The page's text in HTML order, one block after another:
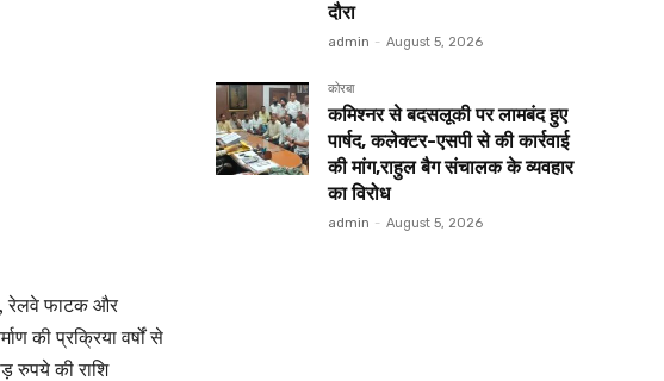
रेलवे फाटक और
की प्रक्रिया वर्षों से
रुपये की राशि
दौरा
admin - August 5, 2026
कोरबा
कमिश्नर से बदसलूकी पर लामबंद हुए
पार्षद, कलेक्टर-एसपी से की कार्रवाई
की मांग,राहुल बैग संचालक के व्यवहार
का विरोध
admin - August 5, 2026